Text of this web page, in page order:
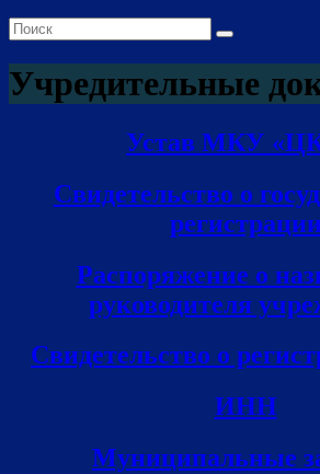
Учредительные
Устав МКУ
Свидетельство о
регистрации
Распоряжение о
руководителя
Свидетельство о
ИНН
Муниципальные